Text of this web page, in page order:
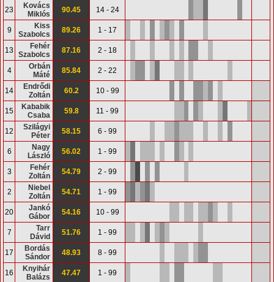
23
Kovács
Miklós
90.45 14 - 24
9
Kiss
Szabolcs
89.26 1 - 17
13
Fehér
Szabolcs
87.16 2 - 18
4
Orbán
Máté
85.84 2 - 22
14
Endrődi
Zoltán
60.2 10 - 99
15
Kababik
Csaba
59.8 11 - 99
12
Szilágyi
Péter
58.15 6 - 99
6
Nagy
László
56.02 1 - 99
3
Fehér
Zoltán
54.79 2 - 99
2
Niebel
Zoltán
54.71 1 - 99
20
Jankó
Gábor
54.16 10 - 99
7
Tarr
Dávid
51.76 1 - 99
17
Bordás
Sándor
48.93 8 - 99
16
Knyihár
Balázs
47.47 1 - 99